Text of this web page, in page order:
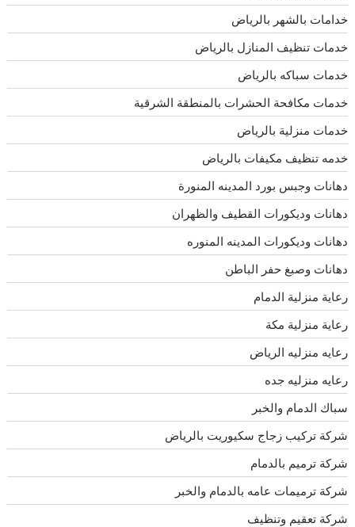
خدامات بالشهر بالرياض
خدمات تنظيف المنازل بالرياض
خدمات سباكه بالرياض
خدمات مكافحة الحشرات بالمنطقة الشرقية
خدمات منزلية بالرياض
خدمه تنظيف مكيفات بالرياض
دهانات وجبس بورد المدينه المنورة
دهانات وديكورات القطيف والظهران
دهانات وديكورات المدينه المنوره
دهانات وصبغ حفر الباطن
رعاية منزلية الدمام
رعاية منزلية مكة
رعايه منزليه الرياض
رعايه منزليه جده
سباك الدمام والخبر
شركة تركيب زجاج سكيوريت بالرياض
شركة ترميم بالدمام
شركة ترميمات عامه بالدمام والخبر
شركة تعقيم وتنظيف